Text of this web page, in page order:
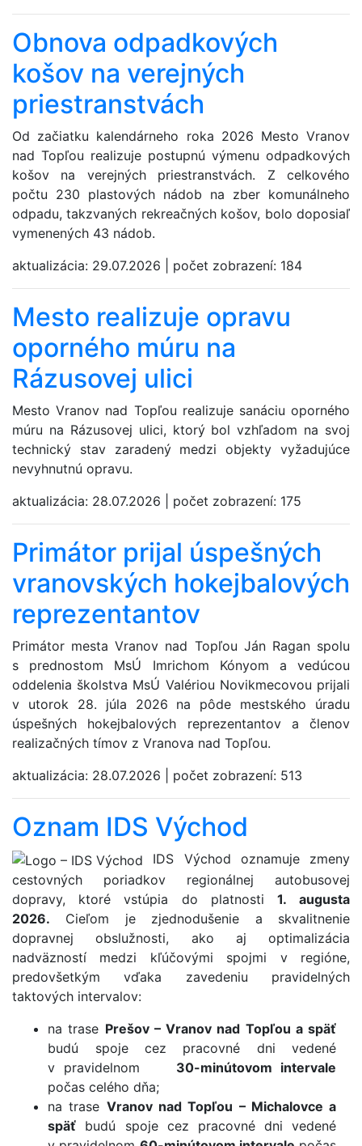
Obnova odpadkových
košov na verejných
priestranstvách
Od začiatku kalendárneho roka 2026 Mesto Vranov
nad Topľou realizuje postupnú výmenu odpadkových
košov na verejných priestranstvách. Z celkového
počtu 230 plastových nádob na zber komunálneho
odpadu, takzvaných rekreačných košov, bolo doposiaľ
vymenených 43 nádob.
aktualizácia: 29.07.2026 počet zobrazení: 184
Mesto realizuje opravu
oporného múru na
Rázusovej ulici
Mesto Vranov nad Topľou realizuje sanáciu oporného
múru na Rázusovej ulici, ktorý bol vzhľadom na svoj
technický stav zaradený medzi objekty vyžadujúce
nevyhnutnú opravu.
aktualizácia: 28.07.2026 počet zobrazení: 175
Primátor prijal úspešných
vranovských hokejbalových
reprezentantov
Primátor mesta Vranov nad Topľou Ján Ragan spolu
s prednostom MsÚ Imrichom Kónyom a vedúcou
oddelenia školstva MsÚ Valériou Novikmecovou prijali
v utorok 28. júla 2026 na pôde mestského úradu
úspešných hokejbalových reprezentantov a členov
realizačných tímov z Vranova nad Topľou.
aktualizácia: 28.07.2026 počet zobrazení: 513
Oznam IDS Východ
IDS Východ oznamuje zmeny
cestovných poriadkov regionálnej autobusovej
dopravy, ktoré vstúpia do platnosti 1. augusta
2026. Cieľom je zjednodušenie a skvalitnenie
dopravnej obslužnosti, ako aj optimalizácia
nadväzností medzi kľúčovými spojmi v regióne,
predovšetkým vďaka zavedeniu pravidelných
taktových intervalov:
na trase Prešov – Vranov nad Topľou a späť
budú spoje cez pracovné dni vedené
v pravidelnom 30-minútovom intervale
počas celého dňa;
na trase Vranov nad Topľou – Michalovce a
späť budú spoje cez pracovné dni vedené